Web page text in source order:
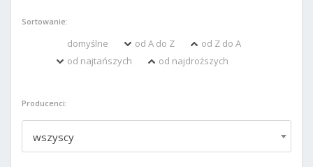
Sortowanie:
domyślne od A do Z
od Z do A
od najtańszych
od najdroższych
Producenci:
wszyscy